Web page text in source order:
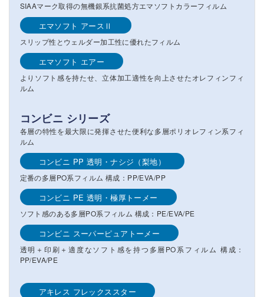
SIAAマーク取得の無機銀系抗菌処方エマソフトカラーフィルム
エマソフト アースⅡ
スリップ性とウェルダー加工性に優れたフィルム
エマソフト エアー
よりソフト感を持たせ、立体加工適性を向上させたオレフィンフィ
ルム
コンビニ シリーズ
各層の特性を最大限に発揮させた便利な多層ポリオレフィン系フィ
ルム
コンビニ PP 透明・ナシジ（梨地）
定番の多層PO系フィルム 構成：PP/EVA/PP
コンビニ PE 透明・極厚トーメー
ソフト感のある多層PO系フィルム 構成：PE/EVA/PE
コンビニ スーパーピュアトーメー
透明＋印刷＋適度なソフト感を持つ多層PO系フィルム 構成：
PP/EVA/PE
アキレス フレックススター